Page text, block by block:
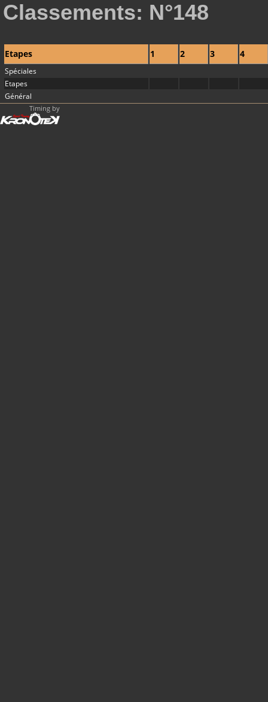
Classements: N°148
Etapes 1 2 3 4
Spéciales
Etapes
Général
Timing by